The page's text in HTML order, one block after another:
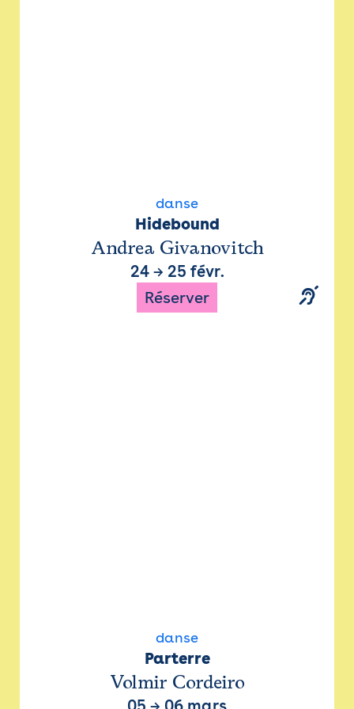
danse
Hidebound
Andrea Givanovitch
24→ 25 févr.
Réserver
danse
Parterre
Volmir Cordeiro